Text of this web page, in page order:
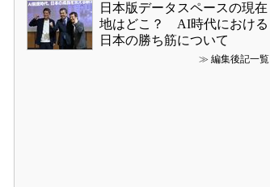
日本版データスペースの現在
地はどこ？ AI時代における
日本の勝ち筋について
≫ 編集後記一覧